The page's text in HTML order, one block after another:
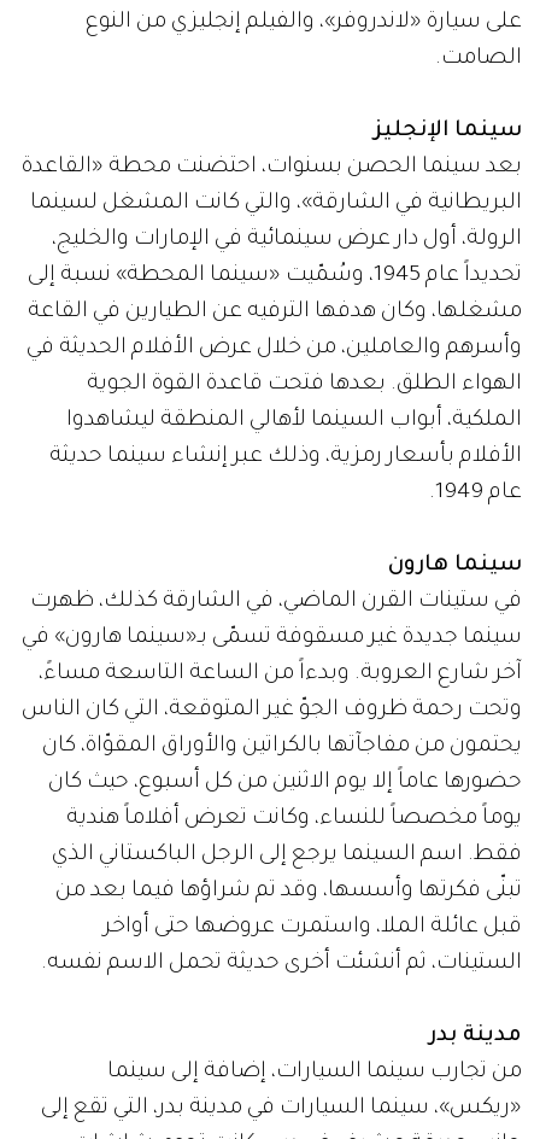
على سيارة «لاندروفر»، والفيلم إنجليزي من النوع
الصامت.
سينما الإنجليز
بعد سينما الحصن بسنوات، احتضنت محطة «القاعدة
البريطانية في الشارقة»، والتي كانت المشغل لسينما
الرولة، أول دار عرض سينمائية في الإمارات والخليج،
تحديداً عام 1945، وسُمّيت «سينما المحطة» نسبة إلى
مشغلها، وكان هدفها الترفيه عن الطيارين في القاعة
وأسرهم والعاملين، من خلال عرض الأفلام الحديثة في
الهواء الطلق. بعدها فتحت قاعدة القوة الجوية
الملكية، أبواب السينما لأهالي المنطقة ليشاهدوا
الأفلام بأسعار رمزية، وذلك عبر إنشاء سينما حديثة
عام 1949.
سينما هارون
في ستينات القرن الماضي، في الشارقة كذلك، ظهرت
سينما جديدة غير مسقوفة تسمّى بـ«سينما هارون» في
آخر شارع العروبة. وبدءاً من الساعة التاسعة مساءً،
وتحت رحمة ظروف الجوّ غير المتوقعة، التي كان الناس
يحتمون من مفاجآتها بالكراتين والأوراق المقوّاة، كان
حضورها عاماً إلا يوم الاثنين من كل أسبوع، حيث كان
يوماً مخصصاً للنساء، وكانت تعرض أفلاماً هندية
فقط. اسم السينما يرجع إلى الرجل الباكستاني الذي
تبنّى فكرتها وأسسها، وقد تم شراؤها فيما بعد من
قبل عائلة الملا، واستمرت عروضها حتى أواخر
الستينات، ثم أنشئت أخرى حديثة تحمل الاسم نفسه.
مدينة بدر
من تجارب سينما السيارات، إضافة إلى سينما
«ريكس»، سينما السيارات في مدينة بدر، التي تقع إلى